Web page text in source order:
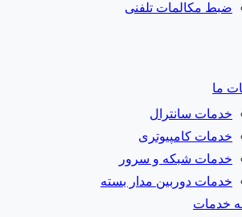
ضبط مکالمات تلفنی
ما
خدمات سانترال
خدمات کامپیوتری
خدمات شبکه و سرور
خدمات دوربین مدار بسته
خدمات